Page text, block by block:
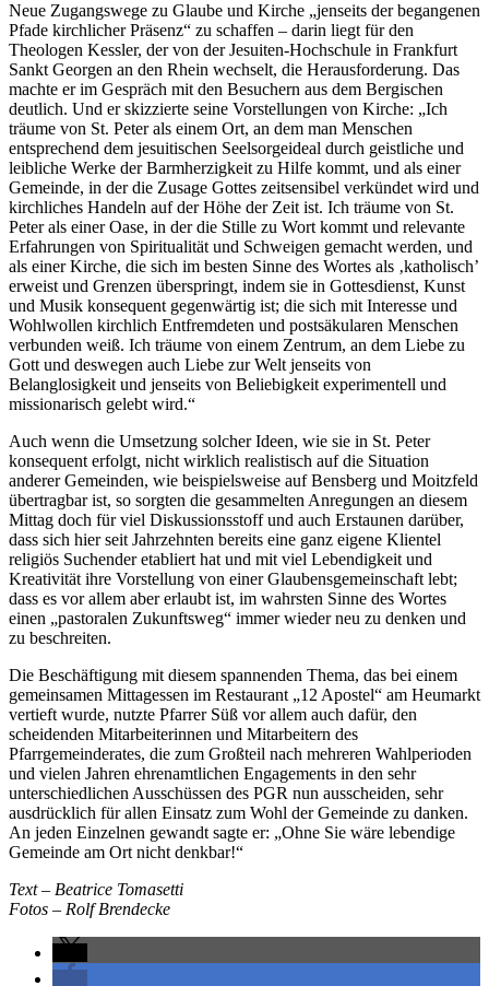
Neue Zugangswege zu Glaube und Kirche „jenseits der begangenen
Pfade kirchlicher Präsenz“ zu schaffen – darin liegt für den
Theologen Kessler, der von der Jesuiten-Hochschule in Frankfurt
Sankt Georgen an den Rhein wechselt, die Herausforderung. Das
machte er im Gespräch mit den Besuchern aus dem Bergischen
deutlich. Und er skizzierte seine Vorstellungen von Kirche: „Ich
träume von St. Peter als einem Ort, an dem man Menschen
entsprechend dem jesuitischen Seelsorgeideal durch geistliche und
leibliche Werke der Barmherzigkeit zu Hilfe kommt, und als einer
Gemeinde, in der die Zusage Gottes zeitsensibel verkündet wird und
kirchliches Handeln auf der Höhe der Zeit ist. Ich träume von St.
Peter als einer Oase, in der die Stille zu Wort kommt und relevante
Erfahrungen von Spiritualität und Schweigen gemacht werden, und
als einer Kirche, die sich im besten Sinne des Wortes als ‚katholisch’
erweist und Grenzen überspringt, indem sie in Gottesdienst, Kunst
und Musik konsequent gegenwärtig ist; die sich mit Interesse und
Wohlwollen kirchlich Entfremdeten und postsäkularen Menschen
verbunden weiß. Ich träume von einem Zentrum, an dem Liebe zu
Gott und deswegen auch Liebe zur Welt jenseits von
Belanglosigkeit und jenseits von Beliebigkeit experimentell und
missionarisch gelebt wird.“
Auch wenn die Umsetzung solcher Ideen, wie sie in St. Peter
konsequent erfolgt, nicht wirklich realistisch auf die Situation
anderer Gemeinden, wie beispielsweise auf Bensberg und Moitzfeld
übertragbar ist, so sorgten die gesammelten Anregungen an diesem
Mittag doch für viel Diskussionsstoff und auch Erstaunen darüber,
dass sich hier seit Jahrzehnten bereits eine ganz eigene Klientel
religiös Suchender etabliert hat und mit viel Lebendigkeit und
Kreativität ihre Vorstellung von einer Glaubensgemeinschaft lebt;
dass es vor allem aber erlaubt ist, im wahrsten Sinne des Wortes
einen „pastoralen Zukunftsweg“ immer wieder neu zu denken und
zu beschreiten.
Die Beschäftigung mit diesem spannenden Thema, das bei einem
gemeinsamen Mittagessen im Restaurant „12 Apostel“ am Heumarkt
vertieft wurde, nutzte Pfarrer Süß vor allem auch dafür, den
scheidenden Mitarbeiterinnen und Mitarbeitern des
Pfarrgemeinderates, die zum Großteil nach mehreren Wahlperioden
und vielen Jahren ehrenamtlichen Engagements in den sehr
unterschiedlichen Ausschüssen des PGR nun ausscheiden, sehr
ausdrücklich für allen Einsatz zum Wohl der Gemeinde zu danken.
An jeden Einzelnen gewandt sagte er: „Ohne Sie wäre lebendige
Gemeinde am Ort nicht denkbar!“
Text – Beatrice Tomasetti
Fotos – Rolf Brendecke